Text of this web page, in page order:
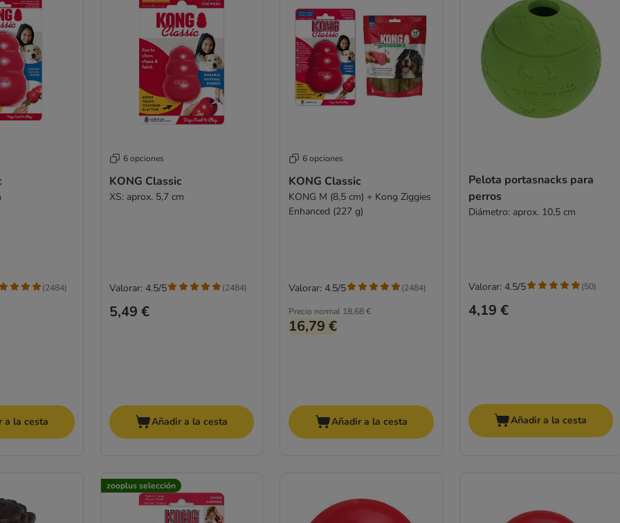
(2484)
a la cesta
6 opciones
KONG Classic
XS: aprox. 5,7 cm
5,49 €
Valorar: 4.5/5 (2484)
Añadir a la cesta
6 opciones
KONG Classic
KONG M (8,5 cm) + Kong Ziggies
Enhanced (227 g)
Precio normal 18,68 €
16,79 €
Valorar: 4.5/5 (2484)
Añadir a la cesta
Pelota portasnacks para
perros
Diámetro: aprox. 10,5 cm
4,19 €
Valorar: 4.5/5 (50)
Añadir a la cesta
zooplus selección